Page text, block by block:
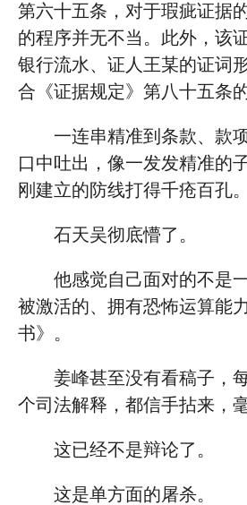
第六十五条，对于瑕疵证据
的程序并无不当。此外，该
银行流水、证人王某的证词
合《证据规定》第八十五条
一连串精准到条款、款
口中吐出，像一发发精准的
刚建立的防线打得千疮百孔。
石天吴彻底懵了。
他感觉自己面对的不是
被激活的、拥有恐怖运算能
书》。
姜峰甚至没有看稿子，
个司法解释，都信手拈来，
这已经不是辩论了。
这是单方面的屠杀。